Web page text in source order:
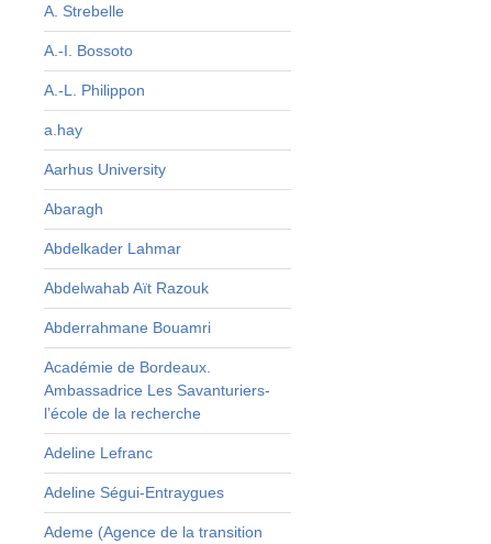
A. Strebelle
A.-I. Bossoto
A.-L. Philippon
a.hay
Aarhus University
Abaragh
Abdelkader Lahmar
Abdelwahab Aït Razouk
Abderrahmane Bouamri
Académie de Bordeaux.
Ambassadrice Les Savanturiers-
l’école de la recherche
Adeline Lefranc
Adeline Ségui-Entraygues
Ademe (Agence de la transition